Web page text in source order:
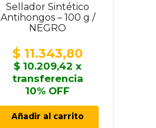
Sellador Sintético
Antihongos – 100 g /
NEGRO
$ 11.343,80
$ 10.209,42 x
transferencia
10% OFF
Añadir al carrito